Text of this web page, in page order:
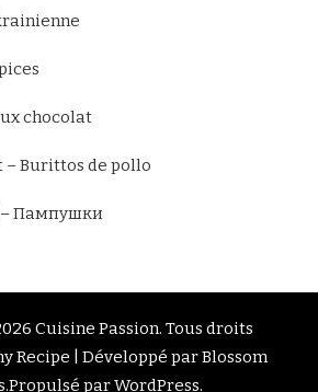
chocolat
Burittos de pollo
– Пампушки
Cuisine Passion. Tous droits
Recipe | Développé parBlossom
.Propulsé parWordPress.